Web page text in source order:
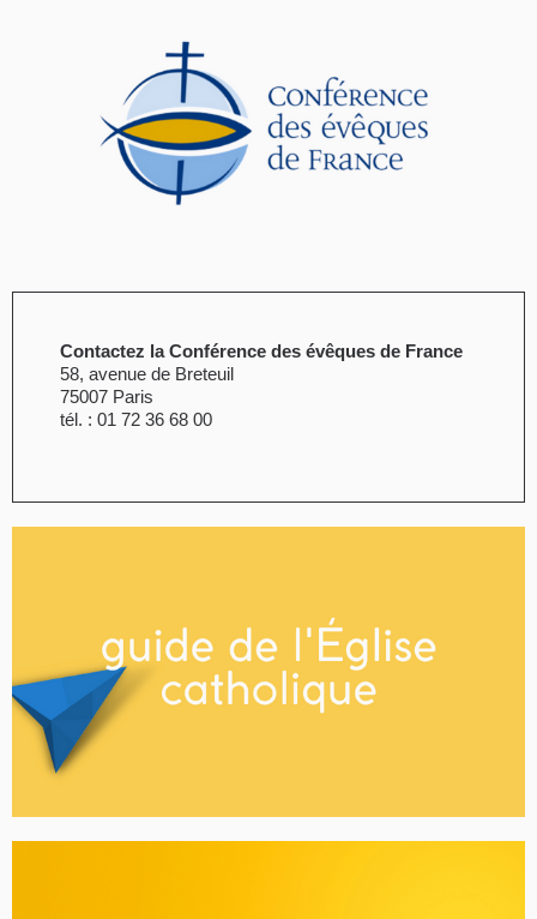
Contactez la Conférence des évêques de France
58, avenue de Breteuil
75007 Paris
tél. : 01 72 36 68 00